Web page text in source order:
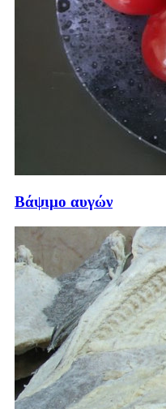
Βάψιμο αυγών